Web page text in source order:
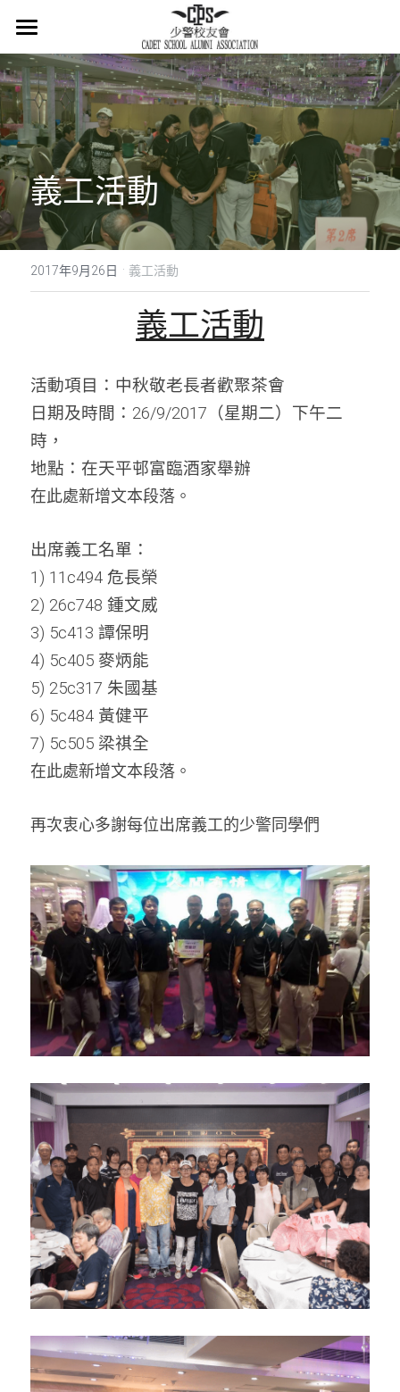
主頁
關於我們
會章
少警冷知識
最新消息
活在當下
懷緬過去
本會近況
會員登記
學警預備班會員登記
銷售服務
聯絡我們
義工活動
2017年9月26日 · 義工活動
義工活動
活動項目： 中秋敬老長者歡聚茶會
日期及時間： 26/9/2017（星期二）下午二
時，
地點： 在天平邨富臨酒家舉辦
在此處新增文本段落。
出席義工名單：
1) 11c494 危長榮
2) 26c748 鍾文威
3) 5c413 譚保明
4) 5c405 麥炳能
5) 25c317 朱國基
6) 5c484 黃健平
7) 5c505⁩ 梁祺全
在此處新增文本段落。
再次衷心多謝每位出席義工的少警同學們
商品分類
所有商品分類